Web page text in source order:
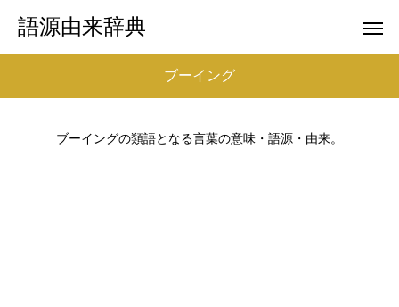
語源由来辞典
ブーイング
ブーイングの類語となる言葉の意味・語源・由来。